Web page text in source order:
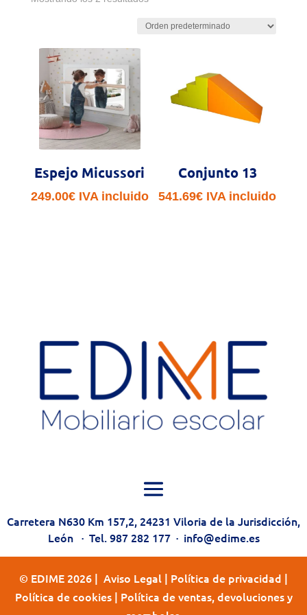
Espejo Micussori
249.00€ IVA incluido
Conjunto 13
541.69€ IVA incluido
Carretera N630 Km 157,2, 24231 Viloria de la Jurisdicción,
León· Tel. 987 282 177· info@edime.es
© EDIME 2026 | Aviso Legal | Política de privacidad |
Política de cookies| Política de ventas, devoluciones y